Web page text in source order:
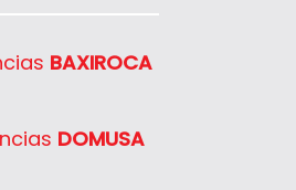
BAXIROCA
DOMUSA